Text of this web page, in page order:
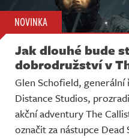
NOVINKA
Jak dlouhé bude
dobrodružství v
Glen Schofield,
Distance Studios,
akční adventury The
označit za nástupce Dead